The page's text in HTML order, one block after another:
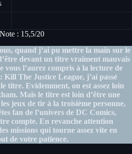
Note : 15,5/20
quand j’ai pu mettre la main sur le
devant un titre vraiment mauvais
vous l’aurez compris à la lecture de
Kill The Justice League, j’ai passé
titre. Evidemment, on est assez loin
Mais le titre est loin d’être une
jeux de tir à la troisième personne,
fan de l’univers de DC Comics,
compte. En revanche attention
missions qui tourne assez vite en
de votre patience.